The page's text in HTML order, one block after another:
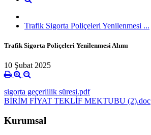
Trafik Sigorta Poliçeleri Yenilenmesi ...
Trafik Sigorta Poliçeleri Yenilenmesi Alımı
10 Şubat 2025
sigorta geçerlilik süresi.pdf
BİRİM FİYAT TEKLİF MEKTUBU (2).doc
Kurumsal